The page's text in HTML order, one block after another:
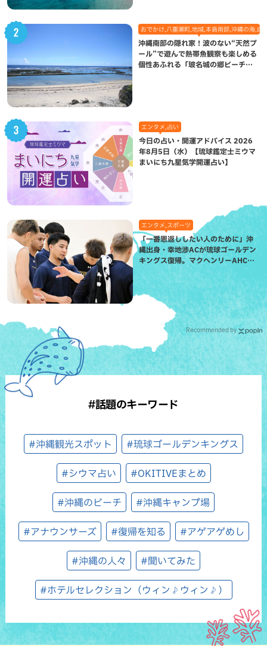
おでかけ,八重瀬町,地域,本島南部,沖縄の海,自
沖縄南部の隠れ家！波のない“天然プ
ール”で遊んで熱帯魚観察も楽しめる
個性あふれる「玻名城の郷ビーチ」
エンタメ,占い
今日の占い・開運アドバイス 2026
年8月5日（水）【琉球鑑定士ミウマ
まいにち九星気学開運占い】
エンタメ,スポーツ
「一番恩返ししたい人のために」沖
縄出身・幸地渉ACが琉球ゴールデン
キングス復帰。マクヘンリーAHCに
信頼を寄せる理由
Recommended by
#話題のキーワード
#沖縄観光スポット #琉球ゴールデンキングス
#シウマ占い #OKITIVEまとめ
#沖縄のビーチ #沖縄キャンプ場
#アナウンサーズ #復帰を知る #アゲアゲめし
#沖縄の人々 #聞いてみた
#ホテルセレクション（ウィン♪ウィン♪）